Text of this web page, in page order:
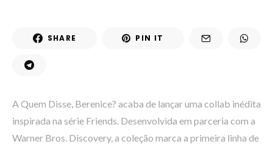
SHARE PIN IT
A Quem Disse, Berenice? acaba de lançar uma collab inédita
inspirada na série Friends. Desenvolvida em parceria com a
Warner Bros. Discovery, a coleção marca a primeira linha de